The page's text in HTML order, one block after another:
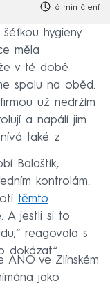
6 min čtení
hygieny
měla
v té době
spolu na oběd.
už nedržím
a napálí jim
také z
Balaštík,
kontrolám.
těmto
A jestli si to
reagovala s
dokázat“.
ANO ve Zlínském
jako